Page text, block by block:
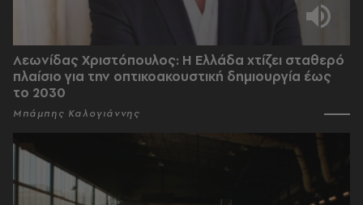
Λεωνίδας Χριστόπουλος: Η Ελλάδα χτίζει σταθερό
πλαίσιο για την οπτικοακουστική δημιουργία έως
το 2030
Μπάμπης Καλογιάννης